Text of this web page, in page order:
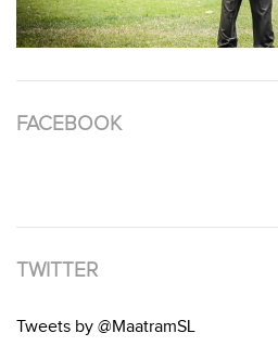
FACEBOOK
TWITTER
Tweets by @MaatramSL